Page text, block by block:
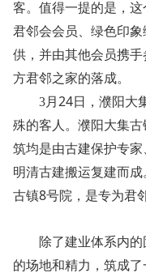
客。值得一提的是，
君邻会会员、绿色印
供，并由其他会员携
方君邻之家的落成。
3月 24日，濮阳大
殊的客人。濮阳大集古
筑均是由古建保护专
明清古建搬运复建而
古镇8号院，是专为君
除了建业体系内
的场地和精力，筑成了